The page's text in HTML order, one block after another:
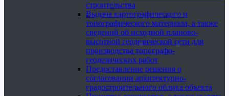
строительства
Выдача картографического и
топографического материала, а также
сведений об исходной планово-
высотной геодезической сети для
производства топографо-
геодезических работ
Предоставление решения о
согласовании архитектурно-
градостроительного облика объекта